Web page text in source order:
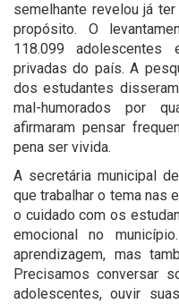
semelhante revelou já
propósito. O
118.099
privadas do país. A
dos estudantes
mal-humorados por
afirmaram pensar
pena ser vivida.
A secretária municipal
que trabalhar o tema nas
o cuidado com os
emocional no
aprendizagem, mas
Precisamos conversar
adolescentes, ouvir